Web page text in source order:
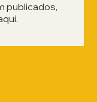
publicados,